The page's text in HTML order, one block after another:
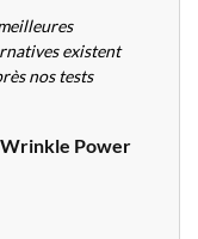
existent
nos tests
Wrinkle Power